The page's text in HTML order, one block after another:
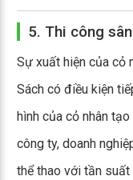
5. Thi công
Sự xuất hiện của cỏ
Sách có điều kiện
hình của cỏ nhân
công ty, doanh
thể thao với tần